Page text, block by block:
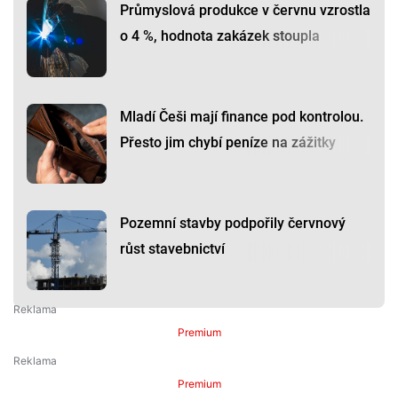
Průmyslová produkce v červnu vzrostla
o 4 %, hodnota zakázek stoupla
Mladí Češi mají finance pod kontrolou.
Přesto jim chybí peníze na zážitky
Pozemní stavby podpořily červnový
růst stavebnictví
Premium
Premium